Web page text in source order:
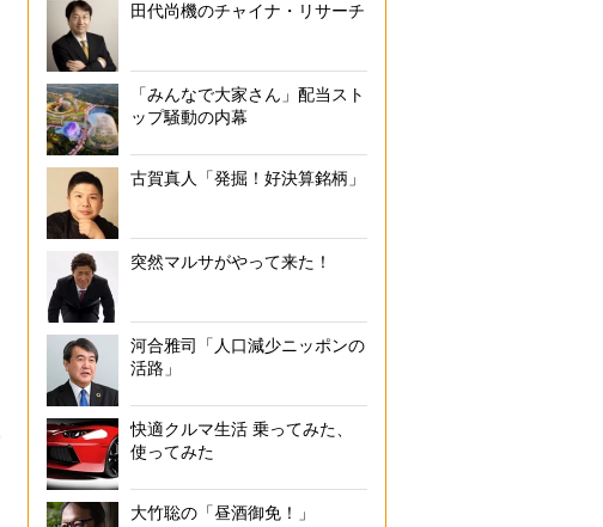
田代尚機のチャイナ・リサーチ
「みんなで大家さん」配当スト
ップ騒動の内幕
古賀真人「発掘！好決算銘柄」
突然マルサがやって来た！
河合雅司「人口減少ニッポンの
活路」
快適クルマ生活 乗ってみた、
使ってみた
大竹聡の「昼酒御免！」